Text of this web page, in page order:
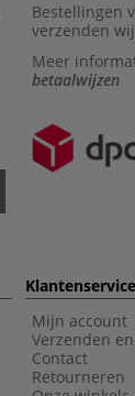
Bestellingen
verzenden
Meer
betaalwijzen
Klantenservice
Mijn account
Verzenden
Contact
Retourneren